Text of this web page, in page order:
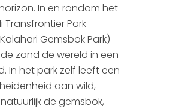
In en rondom het
Park
Gemsbok Park)
zand de wereld in een
In het park zelf leeft een
aan wild,
de gemsbok,